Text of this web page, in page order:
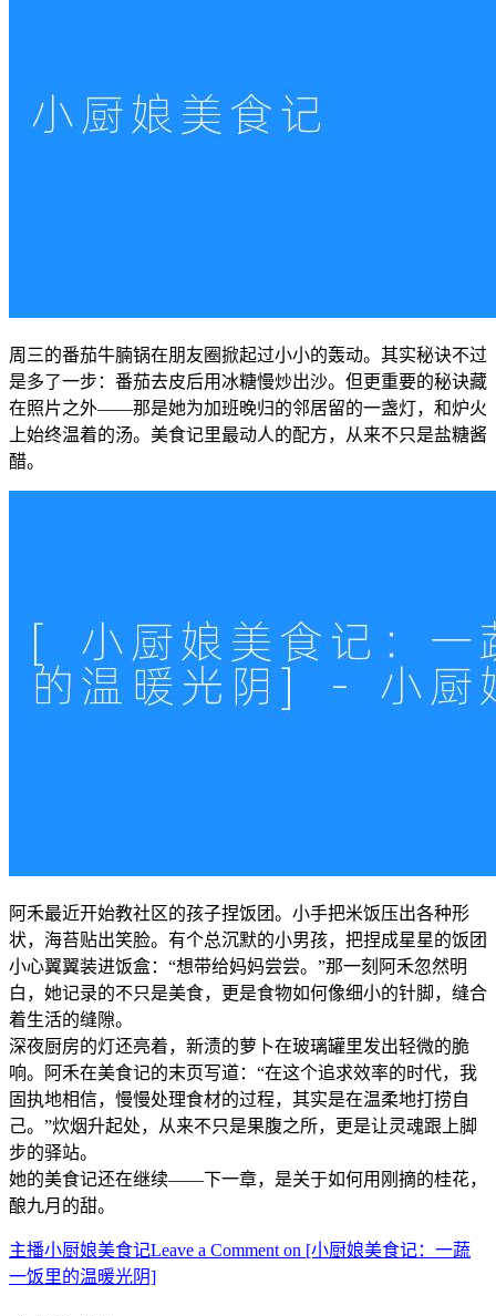
周三的番茄牛腩锅在朋友圈掀起过小小的轰动。其实秘诀不过
是多了一步：番茄去皮后用冰糖慢炒出沙。但更重要的秘诀藏
在照片之外——那是她为加班晚归的邻居留的一盏灯，和炉火
上始终温着的汤。美食记里最动人的配方，从来不只是盐糖酱
醋。
阿禾最近开始教社区的孩子捏饭团。小手把米饭压出各种形
状，海苔贴出笑脸。有个总沉默的小男孩，把捏成星星的饭团
小心翼翼装进饭盒：“想带给妈妈尝尝。”那一刻阿禾忽然明
白，她记录的不只是美食，更是食物如何像细小的针脚，缝合
着生活的缝隙。
深夜厨房的灯还亮着，新渍的萝卜在玻璃罐里发出轻微的脆
响。阿禾在美食记的末页写道：“在这个追求效率的时代，我
固执地相信，慢慢处理食材的过程，其实是在温柔地打捞自
己。”炊烟升起处，从来不只是果腹之所，更是让灵魂跟上脚
步的驿站。
她的美食记还在继续——下一章，是关于如何用刚摘的桂花，
酿九月的甜。
主播小厨娘美食记Leave a Comment on [小厨娘美食记：一蔬
一饭里的温暖光阴]